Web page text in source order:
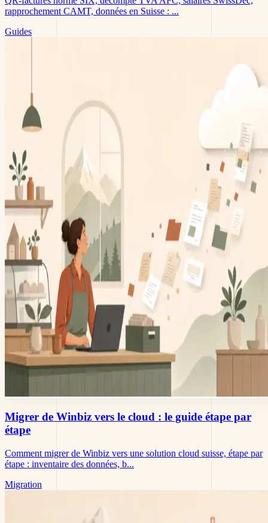
rapprochement CAMT, données en Suisse : ...
Guides
Migrer de Winbiz vers le cloud : le guide étape par
étape
Comment migrer de Winbiz vers une solution cloud suisse, étape par
étape : inventaire des données, b...
Migration